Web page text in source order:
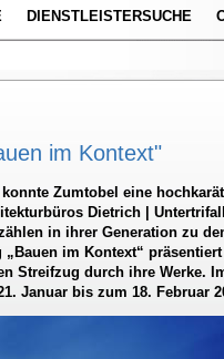
DIENSTLEISTERSUCHE
im Kontext"
Zumtobel eine
Dietrich |
in ihrer Generation zu
im Kontext“
Streifzug durch ihre Werke.
Januar bis zum 18. Februar